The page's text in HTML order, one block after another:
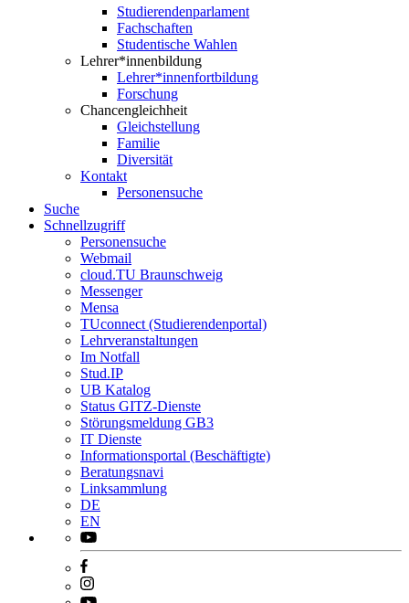
Studierendenparlament
Fachschaften
Studentische Wahlen
Lehrer*innenbildung
Lehrer*innenfortbildung
Forschung
Chancengleichheit
Gleichstellung
Familie
Diversität
Kontakt
Personensuche
Suche
Schnellzugriff
Personensuche
Webmail
cloud.TU Braunschweig
Messenger
Mensa
TUconnect (Studierendenportal)
Lehrveranstaltungen
Im Notfall
Stud.IP
UB Katalog
Status GITZ-Dienste
Störungsmeldung GB3
IT Dienste
Informationsportal (Beschäftigte)
Beratungsnavi
Linksammlung
DE
EN